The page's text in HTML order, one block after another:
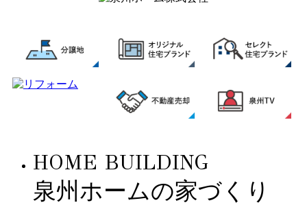
HOME BUILDING
泉州ホームの家づくり